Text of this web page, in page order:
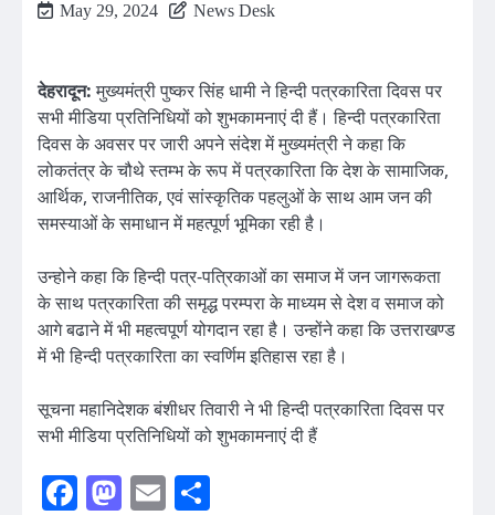
May 29, 2024 News Desk
देहरादून:मुख्यमंत्री पुष्कर सिंह धामी ने हिन्दी पत्रकारिता दिवस पर
सभी मीडिया प्रतिनिधियों को शुभकामनाएं दी हैं। हिन्दी पत्रकारिता
दिवस के अवसर पर जारी अपने संदेश में मुख्यमंत्री ने कहा कि
लोकतंत्र के चौथे स्तम्भ के रूप में पत्रकारिता कि देश के सामाजिक,
आर्थिक, राजनीतिक, एवं सांस्कृतिक पहलुओं के साथ आम जन की
समस्याओं के समाधान में महत्पूर्ण भूमिका रही है।
उन्होने कहा कि हिन्दी पत्र-पत्रिकाओं का समाज में जन जागरूकता
के साथ पत्रकारिता की समृद्ध परम्परा के माध्यम से देश व समाज को
आगे बढाने में भी महत्वपूर्ण योगदान रहा है। उन्होंने कहा कि उत्तराखण्ड
में भी हिन्दी पत्रकारिता का स्वर्णिम इतिहास रहा है।
सूचना महानिदेशक बंशीधर तिवारी ने भी हिन्दी पत्रकारिता दिवस पर
सभी मीडिया प्रतिनिधियों को शुभकामनाएं दी हैं
Facebook
Mastodon
Email